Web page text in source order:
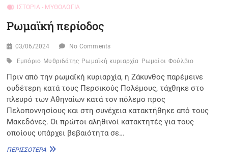
ΙΣΤΟΡΊΑ - ΜΥΘΟΛΟΓΊΑ
Ρωμαϊκή περίοδος
03/06/2024 No Comments
Εμπόριο Μυθριδάτης Ρωμαϊκή κυριαρχία Ρωμαίοι Φούλβιο
Πριν από την ρωμαϊκή κυριαρχία, η Ζάκυνθος παρέμεινε
ουδέτερη κατά τους Περσικούς Πολέμους, τάχθηκε στο
πλευρό των Αθηναίων κατά τον πόλεμο προς
Πελοποννησίους και στη συνέχεια κατακτήθηκε από τους
Μακεδόνες. Οι πρώτοι αληθινοί κατακτητές για τους
οποίους υπάρχει βεβαιότητα σε…
ΠΕΡΙΣΣΌΤΕΡΑ ΡΩΜΑΪΚΉ